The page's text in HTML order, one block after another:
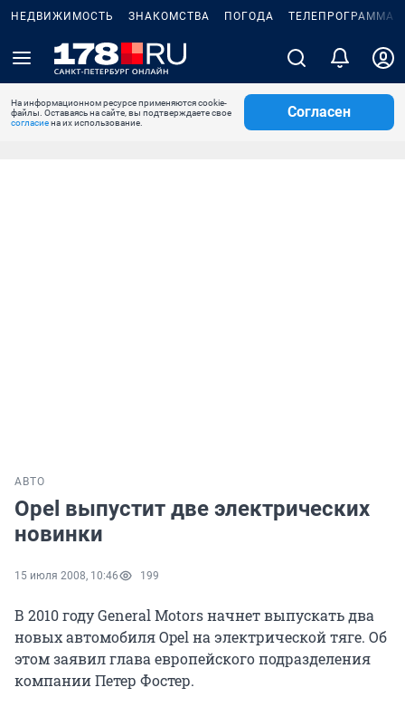
НЕДВИЖИМОСТЬ ЗНАКОМСТВА ПОГОДА ТЕЛЕПРОГРАММА
На информационном ресурсе применяются cookie-
файлы. Оставаясь на сайте, вы подтверждаете свое
согласиена их использование.
Согласен
АВТО
Opel выпустит две электрических
новинки
15 июля 2008, 10:46 199
В 2010 году General Motors начнет выпускать два
новых автомобиля Opel на электрической тяге. Об
этом заявил глава европейского подразделения
компании Петер Фостер.